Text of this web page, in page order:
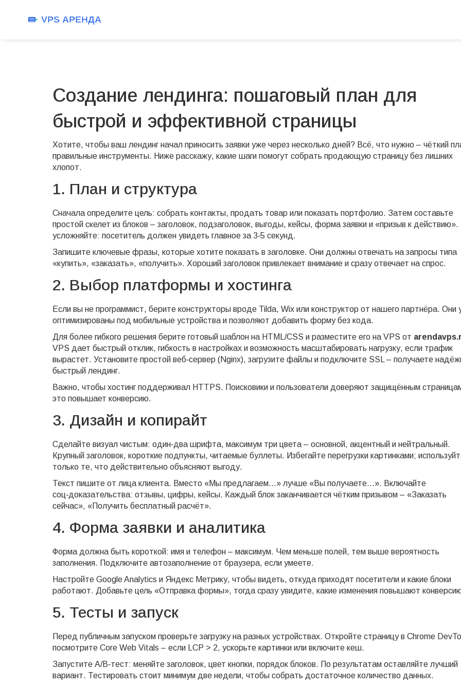
Создание лендинга: пошаговый план для
быстрой и эффективной страницы
Хотите, чтобы ваш лендинг начал приносить заявки уже через несколько дней? Всё, что нужно – чёткий
правильные инструменты. Ниже расскажу, какие шаги помогут собрать продающую страницу без лишних
хлопот.
1. План и структура
Сначала определите цель: собрать контакты, продать товар или показать портфолио. Затем составьте
простой скелет из блоков – заголовок, подзаголовок, выгоды, кейсы, форма заявки и «призыв к
усложняйте: посетитель должен увидеть главное за 3‑5 секунд.
Запишите ключевые фразы, которые хотите показать в заголовке. Они должны отвечать на запросы типа
«купить», «заказать», «получить». Хороший заголовок привлекает внимание и сразу отвечает на спрос.
2. Выбор платформы и хостинга
Если вы не программист, берите конструкторы вроде Tilda, Wix или конструктор от нашего партнёра. Они
оптимизированы под мобильные устройства и позволяют добавить форму без кода.
Для более гибкого решения берите готовый шаблон на HTML/CSS и разместите его на VPS от
VPS дает быстрый отклик, гибкость в настройках и возможность масштабировать нагрузку, если трафик
вырастет. Установите простой веб‑сервер (Nginx), загрузите файлы и подключите SSL – получаете
быстрый лендинг.
Важно, чтобы хостинг поддерживал HTTPS. Поисковики и пользователи доверяют защищённым
это повышает конверсию.
3. Дизайн и копирайт
Сделайте визуал чистым: один‑два шрифта, максимум три цвета – основной, акцентный и нейтральный.
Крупный заголовок, короткие подпункты, читаемые буллеты. Избегайте перегрузки картинками;
только те, что действительно объясняют выгоду.
Текст пишите от лица клиента. Вместо «Мы предлагаем...» лучше «Вы получаете...». Включайте
соц‑доказательства: отзывы, цифры, кейсы. Каждый блок заканчивается чётким призывом – «Заказать
сейчас», «Получить бесплатный расчёт».
4. Форма заявки и аналитика
Форма должна быть короткой: имя и телефон – максимум. Чем меньше полей, тем выше вероятность
заполнения. Подключите автозаполнение от браузера, если умеете.
Настройте Google Analytics и Яндекс Метрику, чтобы видеть, откуда приходят посетители и какие блоки
работают. Добавьте цель «Отправка формы», тогда сразу увидите, какие изменения повышают
5. Тесты и запуск
Перед публичным запуском проверьте загрузку на разных устройствах. Откройте страницу в Chrome
посмотрите Core Web Vitals – если LCP > 2, ускорьте картинки или включите кеш.
Запустите A/B‑тест: меняйте заголовок, цвет кнопки, порядок блоков. По результатам оставляйте лучший
вариант. Тестировать стоит минимум две недели, чтобы собрать достаточное количество данных.